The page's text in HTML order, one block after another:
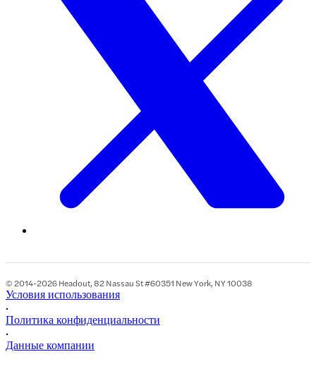
© 2014-2026 Headout, 82 Nassau St #60351 New York, NY 10038
Условия использования
•
Политика конфиденциальности
•
Данные компании